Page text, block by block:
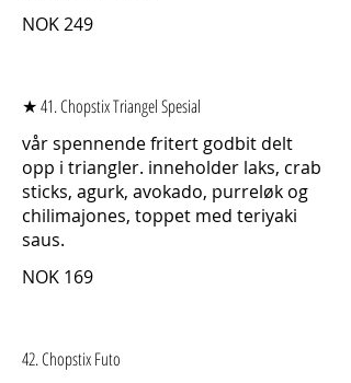
NOK 249
★ 41. Chopstix Triangel Spesial
vår spennende fritert godbit delt
opp i triangler. inneholder laks, crab
sticks, agurk, avokado, purreløk og
chilimajones, toppet med teriyaki
saus.
NOK 169
42. Chopstix Futo